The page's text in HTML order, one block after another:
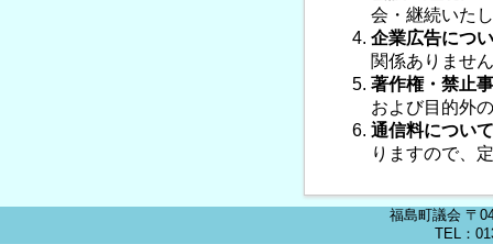
会・継続いた
企業広告につ
関係ありませ
著作権・禁止
および目的外
通信料について
りますので、
福島町議会 〒
TEL：